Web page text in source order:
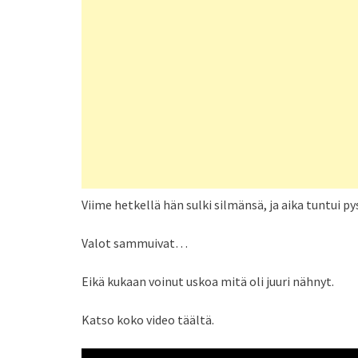
Viime hetkellä hän sulki silmänsä, ja aika tuntui
Valot sammuivat…
Eikä kukaan voinut uskoa mitä oli juuri nähnyt.
Katso koko video täältä.